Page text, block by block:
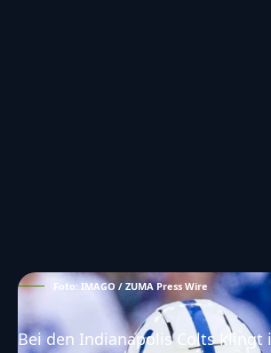
Foto: IMAGO / ZUMA Press Wire
Bei den Indianapolis Colts klingt